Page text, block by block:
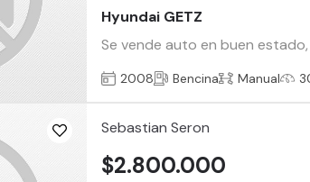
Hyundai GETZ
Se vende auto en buen
2008 Bencina Manual
Sebastian Seron
$2.800.000